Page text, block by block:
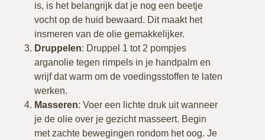
is, is het belangrijk dat je nog een beetje
vocht op de huid bewaard. Dit maakt het
insmeren van de olie gemakkelijker.
Druppelen: Druppel 1 tot 2 pompjes
arganolie tegen rimpels in je handpalm en
wrijf dat warm om de voedingsstoffen te laten
werken.
Masseren: Voer een lichte druk uit wanneer
je de olie over je gezicht masseert. Begin
met zachte bewegingen rondom het oog. Je